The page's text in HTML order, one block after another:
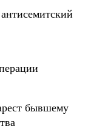
бывшему